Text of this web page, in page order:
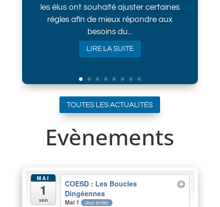
les élus ont souhaité ajuster certaines
règles afin de mieux répondre aux
besoins du...
LIRE LA SUITE
TOUTES LES ACTUALITÉS
Evènements
MAI
1
ven
COESD : Les Boucles
Dingéennes
Mai 1 Jour entier